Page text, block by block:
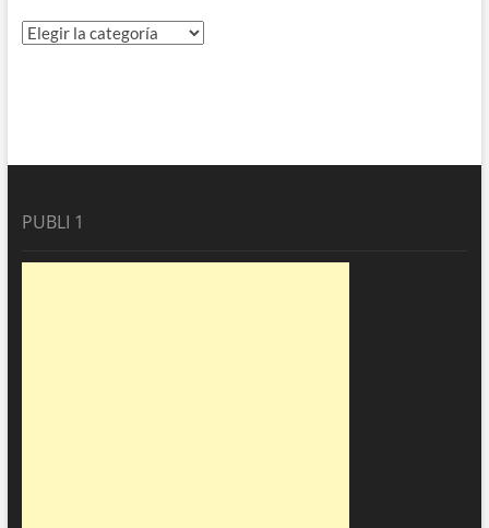
Directorio
PUBLI 1